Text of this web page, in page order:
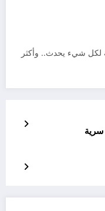
لكل شيء يحدث.. وأكثر